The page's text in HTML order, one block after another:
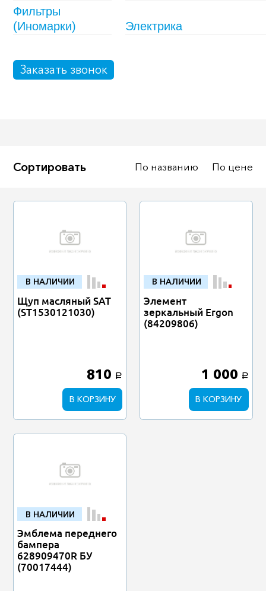
Фильтры
(Иномарки)
Электрика
Заказать звонок
Сортировать По названию По цене
В НАЛИЧИИ
Щуп масляный SAT
(ST1530121030)
810 a
В КОРЗИНУ
В НАЛИЧИИ
Элемент
зеркальный Ergon
(84209806)
1 000 a
В КОРЗИНУ
В НАЛИЧИИ
Эмблема переднего
бампера
628909470R БУ
(70017444)